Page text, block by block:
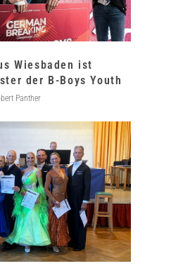
Wiesbaden ist
der B-Boys Youth
Panther